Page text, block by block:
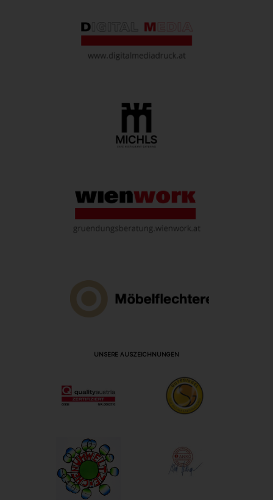
UNSERE AUSZEICHNUNGEN